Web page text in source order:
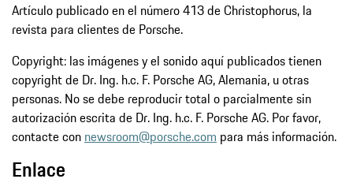
Artículo publicado en el número 413 de Christophorus, la
revista para clientes de Porsche.
Copyright: las imágenes y el sonido aquí publicados tienen
copyright de Dr. Ing. h.c. F. Porsche AG, Alemania, u otras
personas. No se debe reproducir total o parcialmente sin
autorización escrita de Dr. Ing. h.c. F. Porsche AG. Por favor,
contacte con newsroom@porsche.com para más información.
Enlace